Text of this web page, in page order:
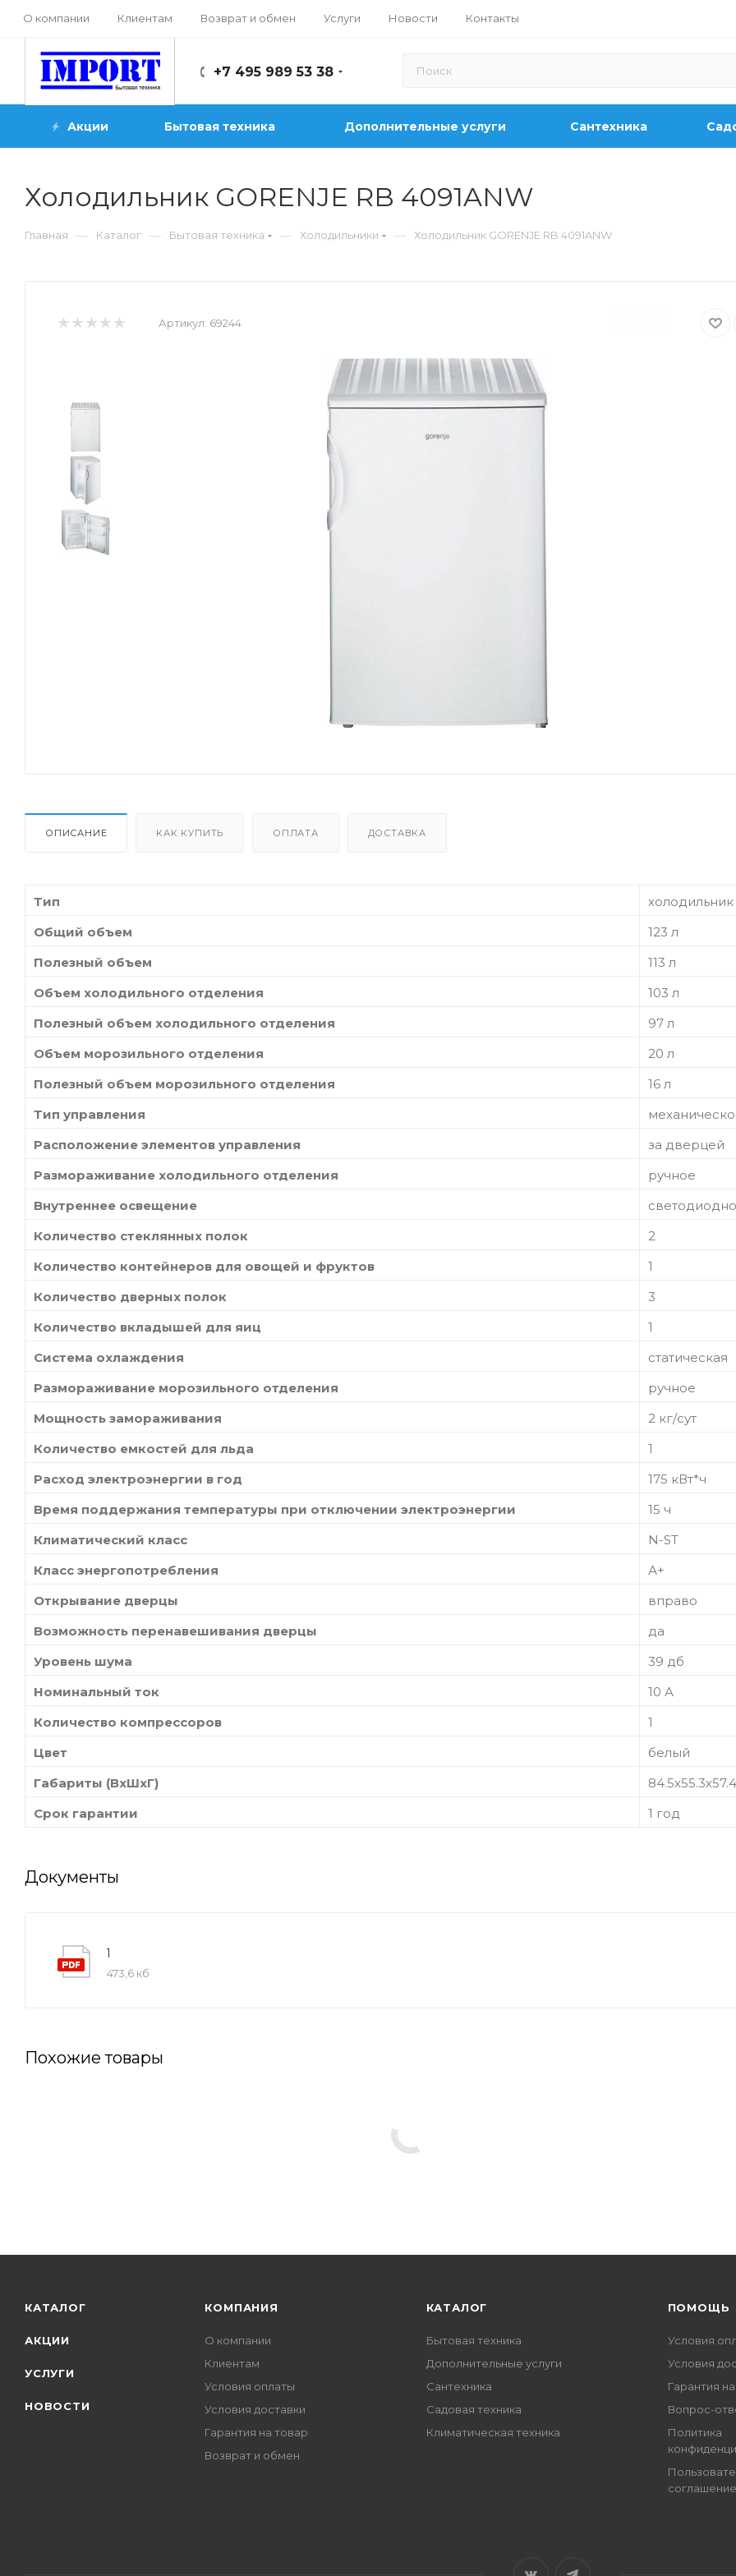
О компании Клиентам Возврат и обмен Услуги Новости Контакты
+7 495 989 53 38
Акции Бытовая техника Дополнительные услуги Сантехника
Холодильник GORENJE RB 4091ANW
Главная — Каталог — Бытовая техника — Холодильники — Холодильник GORENJE RB 4091ANW
Артикул: 69244
ОПИСАНИЕ КАК КУПИТЬ ОПЛАТА ДОСТАВКА
Тип
холодильник
Общий объем
123 л
Полезный объем
113 л
Объем холодильного отделения
103 л
Полезный объем холодильного отделения
97 л
Объем морозильного отделения
20 л
Полезный объем морозильного отделения
16 л
Тип управления
Расположение элементов управления
за дверцей
Размораживание холодильного отделения
ручное
Внутреннее освещение
Количество стеклянных полок
2
Количество контейнеров для овощей и фруктов
1
Количество дверных полок
3
Количество вкладышей для яиц
1
Система охлаждения
статическая
Размораживание морозильного отделения
ручное
Мощность замораживания
2 кг/сут
Количество емкостей для льда
1
Расход электроэнергии в год
175 кВт*ч
Время поддержания температуры при отключении электроэнергии
15 ч
Климатический класс
N-ST
Класс энергопотребления
А+
Открывание дверцы
вправо
Возможность перенавешивания дверцы
да
Уровень шума
39 дб
Номинальный ток
10 А
Количество компрессоров
1
Цвет
белый
Габариты (ВхШхГ)
Срок гарантии
1 год
Документы
1
473,6 кб
Похожие товары
КАТАЛОГ
АКЦИИ
УСЛУГИ
НОВОСТИ
КОМПАНИЯ
О компании
Клиентам
Условия оплаты
Условия доставки
Гарантия на товар
Возврат и обмен
КАТАЛОГ
Бытовая техника
Дополнительные услуги
Сантехника
Садовая техника
Климатическая техника
ПОМОЩЬ
Условия
Условия
Гарантия
Вопрос-
Политика
соглашение